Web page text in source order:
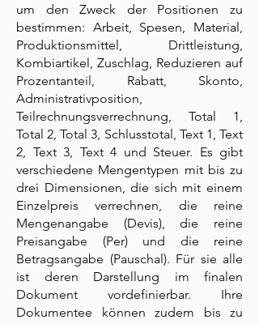
um den Zweck der Positionen zu
bestimmen: Arbeit, Spesen, Material,
Produktionsmittel, Drittleistung,
Kombiartikel, Zuschlag, Reduzieren auf
Prozentanteil, Rabatt, Skonto,
Administrativposition,
Teilrechnungsverrechnung, Total 1,
Total 2, Total 3, Schlusstotal, Text 1, Text
2, Text 3, Text 4 und Steuer. Es gibt
verschiedene Mengentypen mit bis zu
drei Dimensionen, die sich mit einem
Einzelpreis verrechnen, die reine
Mengenangabe (Devis), die reine
Preisangabe (Per) und die reine
Betragsangabe (Pauschal). Für sie alle
ist deren Darstellung im finalen
Dokument vordefinierbar. Ihre
Dokumentee können zudem bis zu